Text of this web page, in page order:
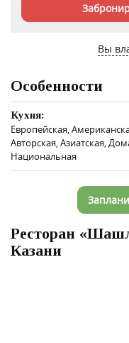
Вы
Особенности
Кухня:
Европейская,
Авторская, Азиатская,
Национальная
Ресторан
Казани